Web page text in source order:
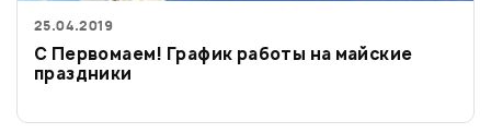
25.04.2019
С Первомаем! График работы на майские
праздники